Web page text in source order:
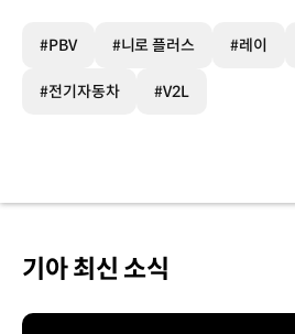
#PBV #니로 플러스 #레이
#전기자동차 #V2L
기아 최신 소식